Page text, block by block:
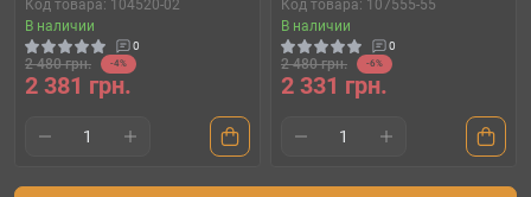
Код товара: 104520-02
В наличии
0
2 480 грн. -4%
2 381 грн.
Код товара: 107555-55
В наличии
0
2 480 грн. -6%
2 331 грн.